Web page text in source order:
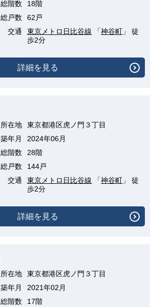
総階数
18階
総戸数
62戸
交通
東京メトロ日比谷線 「神谷町 」 徒
歩2分
詳細を見る
所在地
東京都港区虎ノ門３丁目
築年月
2024年06月
総階数
28階
総戸数
144戸
交通
東京メトロ日比谷線 「神谷町 」 徒
歩2分
詳細を見る
所在地
東京都港区虎ノ門３丁目
築年月
2021年02月
総階数
17階